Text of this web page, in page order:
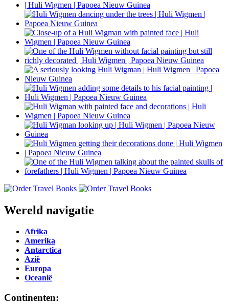
Wereld navigatie
Afrika
Amerika
Antarctica
Azië
Europa
Oceanië
Continenten: